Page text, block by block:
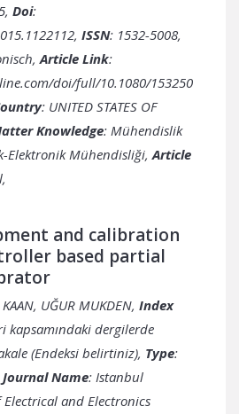
Doi:
ISSN: 1532-5008,
Article Link:
doi/full/10.1080/153250
: UNITED STATES OF AMERICA,
Knowledge: Mühendislik
Elektronik Mühendisliği, Article
and calibration
based partial
UĞUR MUKDEN, Index
kapsamındaki dergilerde
(Endeksi belirtiniz), Type:
Journal Name: Istanbul
and Electronics